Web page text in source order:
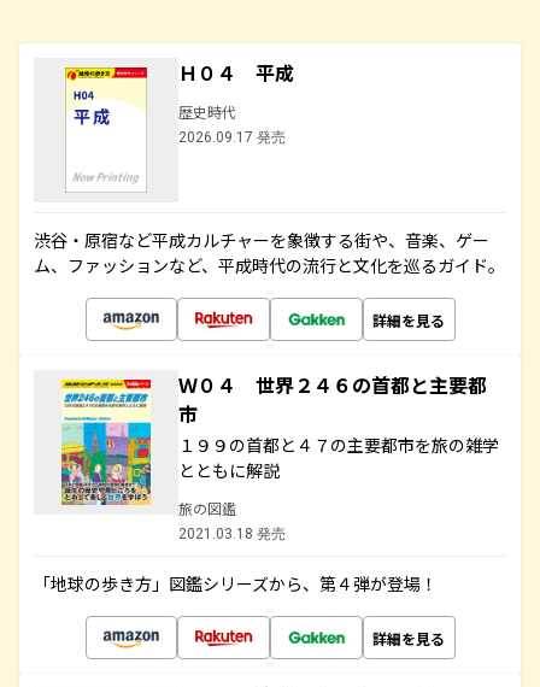
Ｈ０４ 平成
歴史時代
2026.09.17 発売
渋谷・原宿など平成カルチャーを象徴する街や、音楽、ゲー
ム、ファッションなど、平成時代の流行と文化を巡るガイド。
詳細を見る
Ｗ０４ 世界２４６の首都と主要都
市
１９９の首都と４７の主要都市を旅の雑学
とともに解説
旅の図鑑
2021.03.18 発売
「地球の歩き方」図鑑シリーズから、第４弾が登場！
詳細を見る